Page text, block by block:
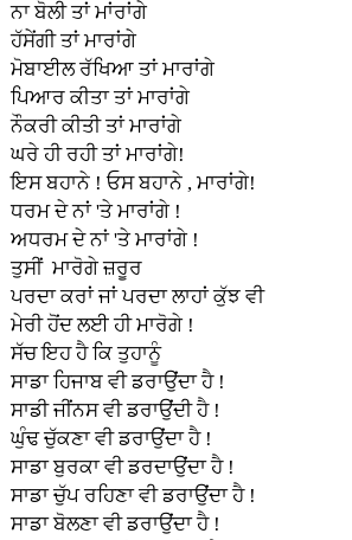
ਨਾ ਬੋਲੀ ਤਾਂ ਮਾਂਰਾਂਗੇ
ਹੱਸੇਂਗੀ ਤਾਂ ਮਾਰਾਂਗੇ
ਮੋਬਾਈਲ ਰੱਖਿਆ ਤਾਂ ਮਾਰਾਂਗੇ
ਪਿਆਰ ਕੀਤਾ ਤਾਂ ਮਾਰਾਂਗੇ
ਨੌਕਰੀ ਕੀਤੀ ਤਾਂ ਮਾਰਾਂਗੇ
ਘਰੇ ਹੀ ਰਹੀ ਤਾਂ ਮਾਰਾਂਗੇ!
ਇਸ ਬਹਾਨੇ ! ਓਸ ਬਹਾਨੇ , ਮਾਰਾਂਗੇ!
ਧਰਮ ਦੇ ਨਾਂ 'ਤੇ ਮਾਰਾਂਗੇ !
ਅਧਰਮ ਦੇ ਨਾਂ 'ਤੇ ਮਾਰਾਂਗੇ !
ਤੁਸੀਂ ਮਾਰੋਗੇ ਜ਼ਰੂਰ
ਪਰਦਾ ਕਰਾਂ ਜਾਂ ਪਰਦਾ ਲਾਹਾਂ ਕੁੱਝ ਵੀ
ਮੇਰੀ ਹੋਂਦ ਲਈ ਹੀ ਮਾਰੋਗੇ !
ਸੱਚ ਇਹ ਹੈ ਕਿ ਤੁਹਾਨੂੰ
ਸਾਡਾ ਹਿਜਾਬ ਵੀ ਡਰਾਉਂਦਾ ਹੈ !
ਸਾਡੀ ਜੀਂਨਸ ਵੀ ਡਰਾਉਂਦੀ ਹੈ !
ਘੁੰਢ ਚੁੱਕਣਾ ਵੀ ਡਰਾਉਂਦਾ ਹੈ !
ਸਾਡਾ ਬੁਰਕਾ ਵੀ ਡਰਦਾਉਂਦਾ ਹੈ !
ਸਾਡਾ ਚੁੱਪ ਰਹਿਣਾ ਵੀ ਡਰਾਉਂਦਾ ਹੈ !
ਸਾਡਾ ਬੋਲਣਾ ਵੀ ਡਰਾਉਂਦਾ ਹੈ !